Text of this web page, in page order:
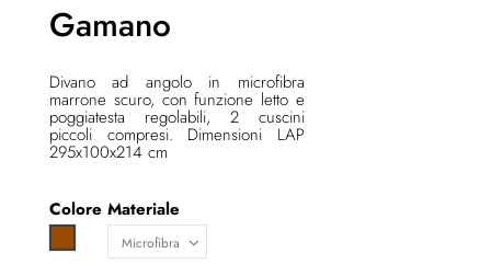
Gamano
Divano ad angolo in microfibra
marrone scuro, con funzione letto e
poggiatesta regolabili, 2 cuscini
piccoli compresi. Dimensioni LAP
295x100x214 cm
Colore Materiale